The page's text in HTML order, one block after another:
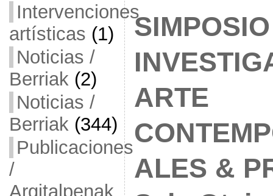
Intervenciones
artísticas (1)
Noticias /
Berriak(2)
Noticias /
Berriak(344)
Publicaciones
/
Argitalpenak
ARTE
ALES &